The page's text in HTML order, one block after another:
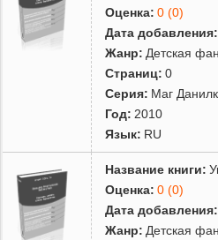
Оценка: 0 (0)
Дата добавления:
Жанр: Детская
Страниц: 0
Серия: Маг
Год: 2010
Язык: RU
Название книги:
Оценка: 0 (0)
Дата добавления:
Жанр: Детская